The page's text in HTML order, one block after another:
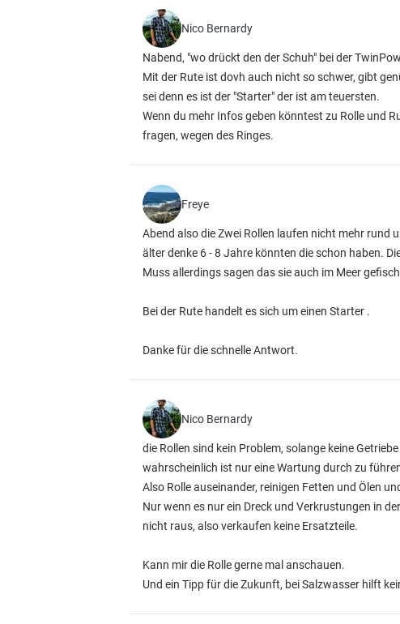
Nico Bernardy
Nabend, "wo drückt den der Schuh" bei der
Mit der Rute ist dovh auch nicht so schwer, gibt
sei denn es ist der "Starter" der ist am teuersten.
Wenn du mehr Infos geben könntest zu Rolle und
fragen, wegen des Ringes.
Freye
Abend also die Zwei Rollen laufen nicht mehr rund
älter denke 6 - 8 Jahre könnten die schon haben.
Muss allerdings sagen das sie auch im Meer
Bei der Rute handelt es sich um einen Starter .
Danke für die schnelle Antwort.
Nico Bernardy
die Rollen sind kein Problem, solange keine
wahrscheinlich ist nur eine Wartung durch zu
Also Rolle auseinander, reinigen Fetten und Ölen
Nur wenn es nur ein Dreck und Verkrustungen in
nicht raus, also verkaufen keine Ersatzteile.
Kann mir die Rolle gerne mal anschauen.
Und ein Tipp für die Zukunft, bei Salzwasser hilft